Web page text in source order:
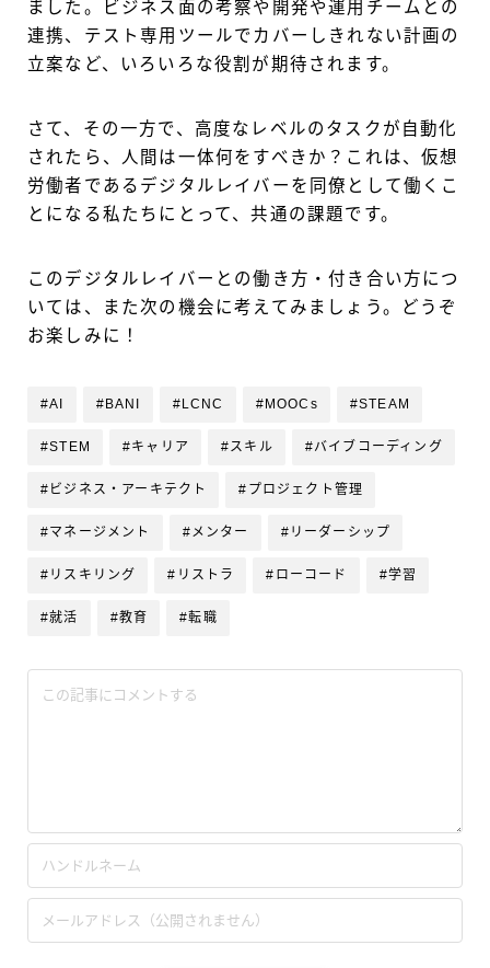
ました。ビジネス面の考察や開発や運用チームとの
連携、テスト専用ツールでカバーしきれない計画の
立案など、いろいろな役割が期待されます。
さて、その一方で、高度なレベルのタスクが自動化
されたら、人間は一体何をすべきか？これは、仮想
労働者であるデジタルレイバーを同僚として働くこ
とになる私たちにとって、共通の課題です。
このデジタルレイバーとの働き方・付き合い方につ
いては、また次の機会に考えてみましょう。どうぞ
お楽しみに！
#AI #BANI #LCNC #MOOCs #STEAM
#STEM #キャリア #スキル #バイブコーディング
#ビジネス・アーキテクト #プロジェクト管理
#マネージメント #メンター #リーダーシップ
#リスキリング #リストラ #ローコード #学習
#就活 #教育 #転職